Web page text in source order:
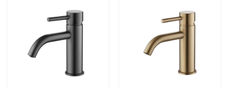
контроль качества